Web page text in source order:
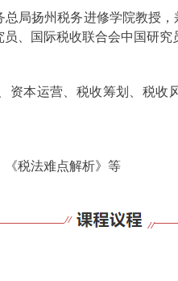
局扬州税务进修学院教授
、国际税收联合会中国研究
本运营、 税收筹划、税收
税法难点解析》等